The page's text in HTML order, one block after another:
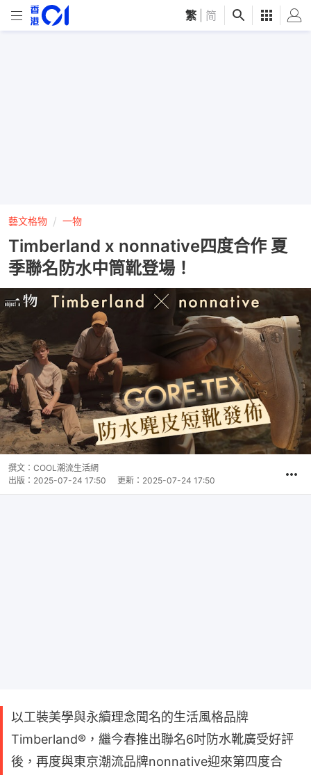
繁 简
藝文格物 一物
Timberland x nonnative四度合作 夏
季聯名防水中筒靴登場！
撰文： COOL潮流生活網
出版： 2025-07-24 17:50 更新： 2025-07-24 17:50
以工裝美學與永續理念聞名的生活風格品牌
Timberland®，繼今春推出聯名6吋防水靴廣受好評
後，再度與東京潮流品牌nonnative迎來第四度合